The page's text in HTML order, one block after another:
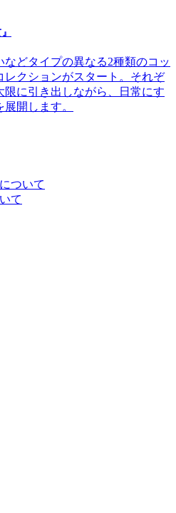
どタイプの異なる2種類のコッ
レクションがスタート。それぞ
限に引き出しながら、日常にす
開します。
ついて
て